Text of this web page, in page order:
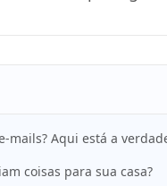
mails? Aqui está a
coisas para sua casa?